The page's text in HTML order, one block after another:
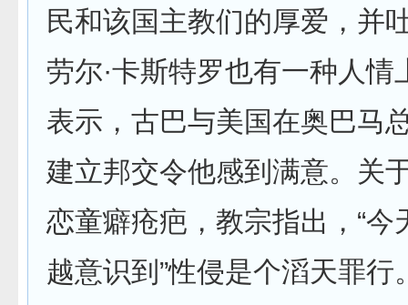
民和该国主教们的厚爱，并
劳尔·卡斯特罗也有一种人情
表示，古巴与美国在奥巴马
建立邦交令他感到满意。关
恋童癖疮疤，教宗指出，“今
越意识到”性侵是个滔天罪行